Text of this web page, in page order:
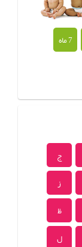
7 ماه
ج
ز
ظ
ل